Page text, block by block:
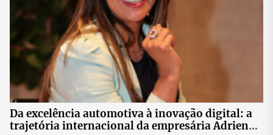
Da excelência automotiva à inovação digital: a
trajetória internacional da empresária Adriene